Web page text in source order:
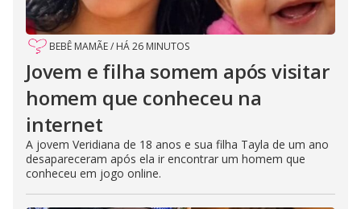
BEBÊ MAMÃE/ HÁ 26 MINUTOS
Jovem e filha somem após visitar
homem que conheceu na
internet
A jovem Veridiana de 18 anos e sua filha Tayla de um ano
desapareceram após ela ir encontrar um homem que
conheceu em jogo online.